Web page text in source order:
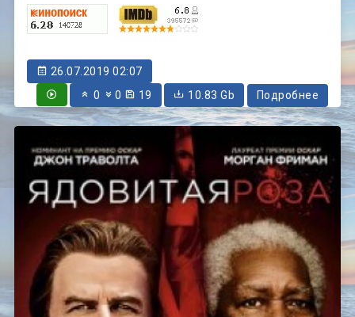
26.07.2019 02:07
0
0 19 10.83 Gb Подробнее